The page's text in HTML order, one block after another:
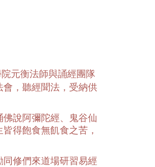
元衡法師與誦經團隊
，聽經聞法，受納供
說阿彌陀經、鬼谷仙
得飽食無飢食之苦，
修們來道場研習易經